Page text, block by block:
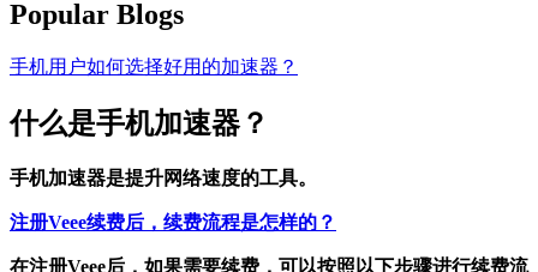
Popular Blogs
手机用户如何选择好用的加速器？
什么是手机加速器？
手机加速器是提升网络速度的工具。
注册Veee续费后，续费流程是怎样的？
在注册Veee后，如果需要续费，可以按照以下步骤进行续费流